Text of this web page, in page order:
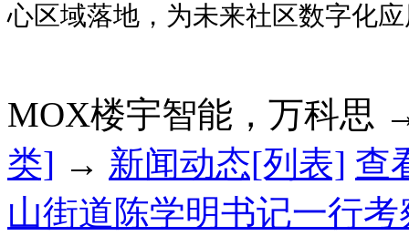
心区域落地，为未来社区数字化
MOX楼宇智能，万科思
类] → 新闻动态[列表] 查
山街道陈学明书记一行